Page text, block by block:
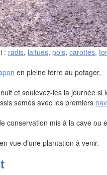
: radis, laitues, pois, carottes,
en pleine terre au potager,
et soulevez-les la journée
semés avec les premiers
conservation mis à la cave ou
en vue d'une plantation à venir.